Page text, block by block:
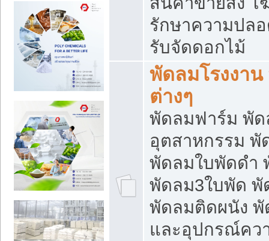
รักษาความปล
รับจัดดอกไม้
พัดลมโรงงา
ต่างๆ
พัดลมฟาร์ม พัด
อุตสาหกรรม
พัดลมใบพัดดำ
พัดลม3ใบพัด พั
พัดลมติดผนัง
และอุปกรณ์คว